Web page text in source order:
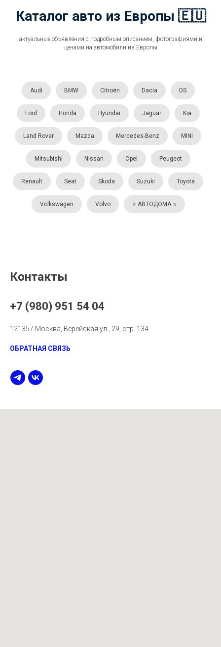
Каталог авто из Европы 🇪🇺
актуальные объявления с подробным описанием, фотографиями и
ценами на автомобили из Европы
Audi BMW Citroën Dacia DS
Ford Honda Hyundai Jaguar Kia
Land Rover Mazda Mercedes-Benz MINI
Mitsubishi Nissan Opel Peugeot
Renault Seat Skoda Suzuki Toyota
Volkswagen Volvo ⭐️ АВТОДОМА ⭐️
Контакты
+7 (980) 951 54 04
121357 Москва, Верейская ул., 29, стр. 134
ОБРАТНАЯ СВЯЗЬ